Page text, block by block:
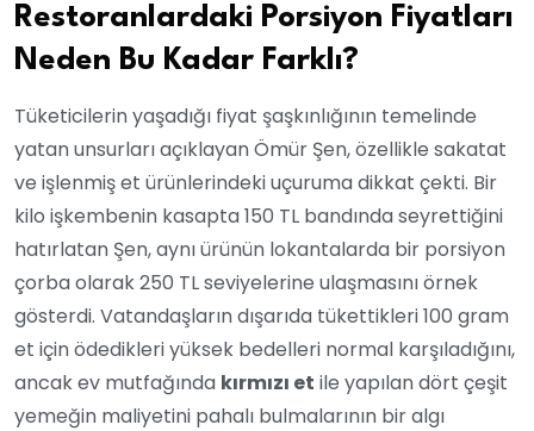
Restoranlardaki Porsiyon Fiyatları
Neden Bu Kadar Farklı?
Tüketicilerin yaşadığı fiyat şaşkınlığının temelinde
yatan unsurları açıklayan Ömür Şen, özellikle sakatat
ve işlenmiş et ürünlerindeki uçuruma dikkat çekti. Bir
kilo işkembenin kasapta 150 TL bandında seyrettiğini
hatırlatan Şen, aynı ürünün lokantalarda bir porsiyon
çorba olarak 250 TL seviyelerine ulaşmasını örnek
gösterdi. Vatandaşların dışarıda tükettikleri 100 gram
et için ödedikleri yüksek bedelleri normal karşıladığını,
ancak ev mutfağında kırmızı et ile yapılan dört çeşit
yemeğin maliyetini pahalı bulmalarının bir algı